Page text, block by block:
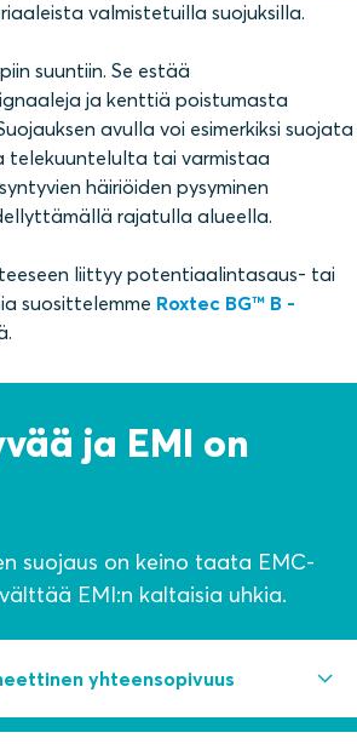
valmistetuilla suojuksilla.
suuntiin. Se estää
ja kenttiä poistumasta
avulla voi esimerkiksi suojata
telekuuntelulta tai varmistaa
häiriöiden pysyminen
rajatulla alueella.
liittyy potentiaalintasaus- tai
suosittelemme Roxtec BG™ B -
ja EMI on
suojaus on keino taata EMC-
EMI:n kaltaisia uhkia.
yhteensopivuus